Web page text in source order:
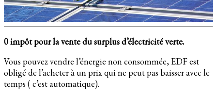
0 impôt pour la vente du surplus d’électricité verte.
Vous pouvez vendre l’énergie non consommée, EDF est
obligé de l’acheter à un prix qui ne peut pas baisser avec le
temps ( c’est automatique).